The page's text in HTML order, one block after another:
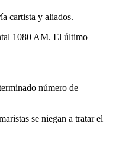
cartista y aliados.
1080 AM. El último
número de
se niegan a tratar el